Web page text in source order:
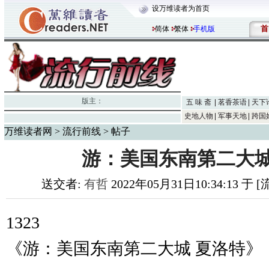
设万维读者为首页
简体 繁体 手机版 首
版主： 五 味 斋 茗香茶语
天下
史地人物
军事天地 跨国
万维读者网 > 流行前线 > 帖子
游：美国东南第二大
送交者: 有哲 2022年05月31日10:34:13 于
1323
《游：美国东南第二大城 夏洛特》